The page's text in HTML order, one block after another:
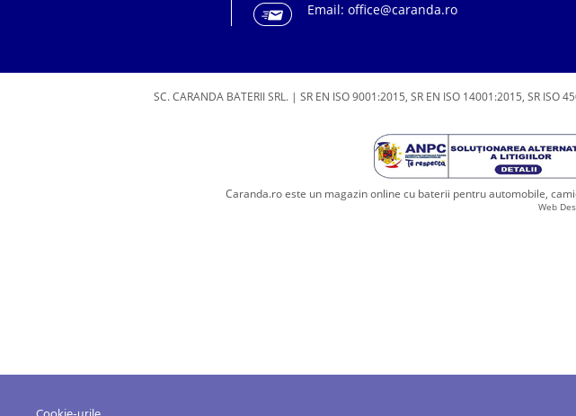
Email: office@caranda.ro
SC. CARANDA BATERII SRL. | SR EN ISO 9001:2015, SR EN ISO 14001:2015, SR ISO
Caranda.ro este un magazin online cu baterii pentru automobile,
Web